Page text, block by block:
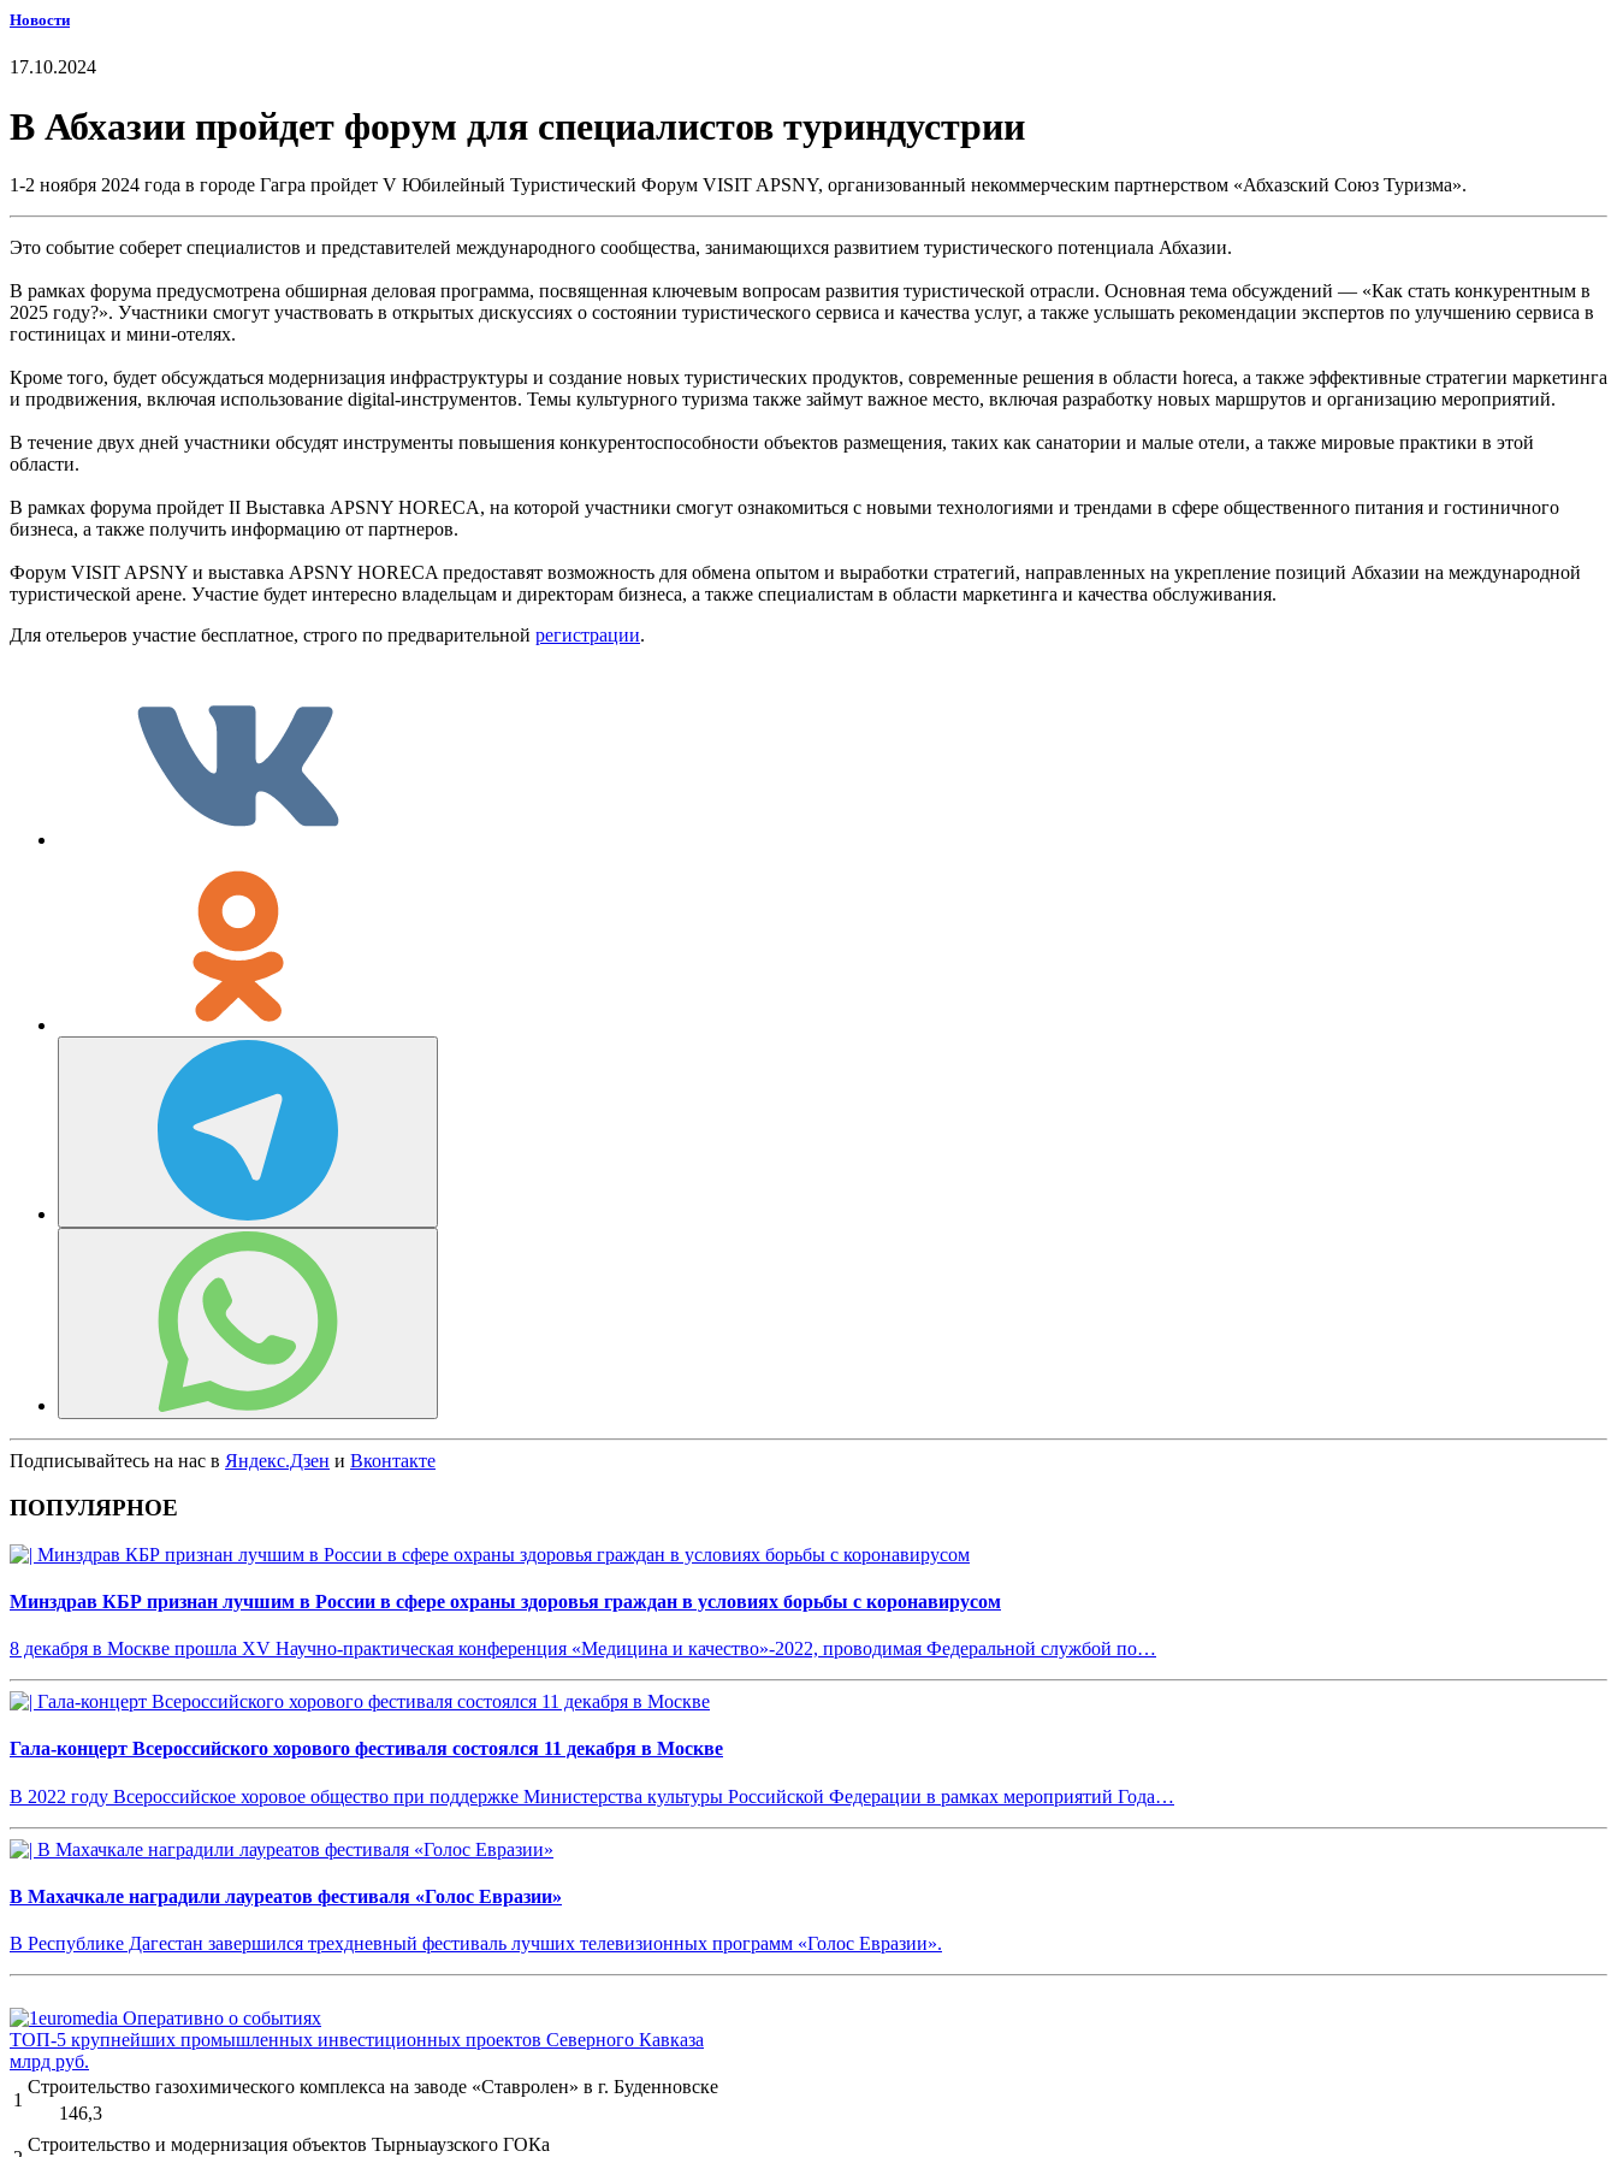
Новости
17.10.2024
В Абхазии пройдет форум для специалистов туриндустрии
1-2 ноября 2024 года в городе Гагра пройдет V Юбилейный Туристический Форум VISIT APSNY, организованный некоммерческим партнерством «Абхазский Союз Туризма».
Это событие соберет специалистов и представителей международного сообщества, занимающихся развитием туристического потенциала Абхазии.
В рамках форума предусмотрена обширная деловая программа, посвященная ключевым вопросам развития туристической отрасли. Основная тема обсуждений — «Как стать конкурентным в
2025 году?». Участники смогут участвовать в открытых дискуссиях о состоянии туристического сервиса и качества услуг, а также услышать рекомендации экспертов по улучшению сервиса в
гостиницах и мини-отелях.
Кроме того, будет обсуждаться модернизация инфраструктуры и создание новых туристических продуктов, современные решения в области horeca, а также эффективные стратегии маркетинга
и продвижения, включая использование digital-инструментов. Темы культурного туризма также займут важное место, включая разработку новых маршрутов и организацию мероприятий.
В течение двух дней участники обсудят инструменты повышения конкурентоспособности объектов размещения, таких как санатории и малые отели, а также мировые практики в этой
области.
В рамках форума пройдет II Выставка APSNY HORECA, на которой участники смогут ознакомиться с новыми технологиями и трендами в сфере общественного питания и гостиничного
бизнеса, а также получить информацию от партнеров.
Форум VISIT APSNY и выставка APSNY HORECA предоставят возможность для обмена опытом и выработки стратегий, направленных на укрепление позиций Абхазии на международной
туристической арене. Участие будет интересно владельцам и директорам бизнеса, а также специалистам в области маркетинга и качества обслуживания.
Для отельеров участие бесплатное, строго по предварительной регистрации.
Подписывайтесь на нас в Яндекс.Дзен и Вконтакте
ПОПУЛЯРНОЕ
Минздрав КБР признан лучшим в России в сфере охраны здоровья граждан в условиях борьбы с коронавирусом
8 декабря в Москве прошла XV Научно-практическая конференция «Медицина и качество»-2022, проводимая Федеральной службой по…
Гала-концерт Всероссийского хорового фестиваля состоялся 11 декабря в Москве
В 2022 году Всероссийское хоровое общество при поддержке Министерства культуры Российской Федерации в рамках мероприятий Года…
В Махачкале наградили лауреатов фестиваля «Голос Евразии»
В Республике Дагестан завершился трехдневный фестиваль лучших телевизионных программ «Голос Евразии».
ТОП-5 крупнейших промышленных инвестиционных проектов Северного Кавказа
млрд руб.
1
Строительство газохимического комплекса на заводе «Ставролен» в г. Буденновске
146,3
Строительство и модернизация объектов Тырныаузского ГОКа